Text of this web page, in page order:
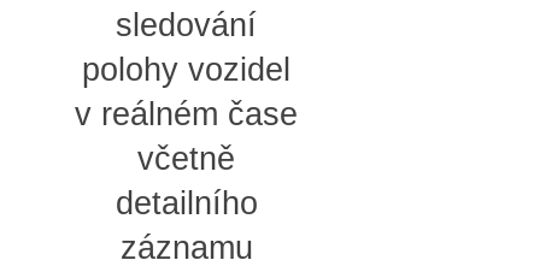
sledování
polohy vozidel
v reálném čase
včetně
detailního
záznamu